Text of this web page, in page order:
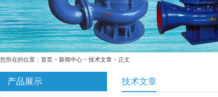
您所在的位置： 首页 > 新闻中心 > 技术文章 > 正文
产品展示 技术文章